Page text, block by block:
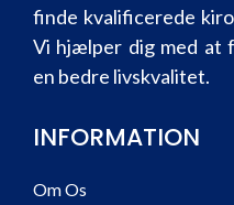
finde kvalificerede
Vi hjælper dig med at
en bedre livskvalitet.
INFORMATION
Om Os